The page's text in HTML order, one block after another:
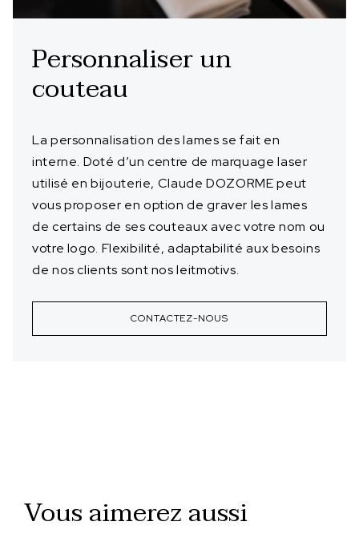
Personnaliser un
couteau
La personnalisation des lames se fait en
interne. Doté d’un centre de marquage laser
utilisé en bijouterie, Claude DOZORME peut
vous proposer en option de graver les lames
de certains de ses couteaux avec votre nom ou
votre logo. Flexibilité, adaptabilité aux besoins
de nos clients sont nos leitmotivs.
CONTACTEZ-NOUS
Vous aimerez aussi